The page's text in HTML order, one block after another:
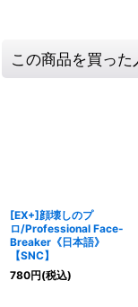
この商品を買っ
[EX+]顔壊しのプ
ロ/Professional Face-
Breaker《日本語》
【SNC】
780円(税込)